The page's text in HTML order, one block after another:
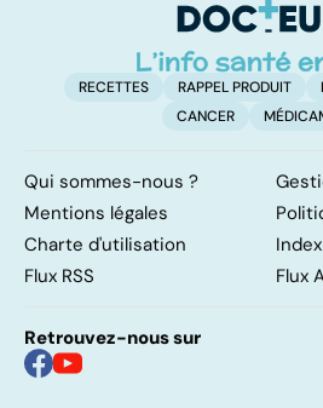
RECETTES RAPPEL PRODUIT
CANCER
Qui sommes-nous ?
Mentions légales
Charte d'utilisation
Flux RSS
Flux
Retrouvez-nous sur